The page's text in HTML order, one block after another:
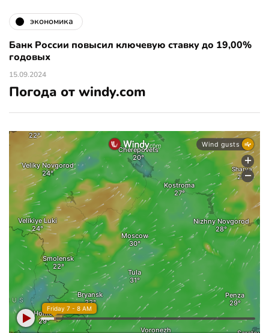
экономика
Банк России повысил ключевую ставку до 19,00%
годовых
15.09.2024
Погода от windy.com